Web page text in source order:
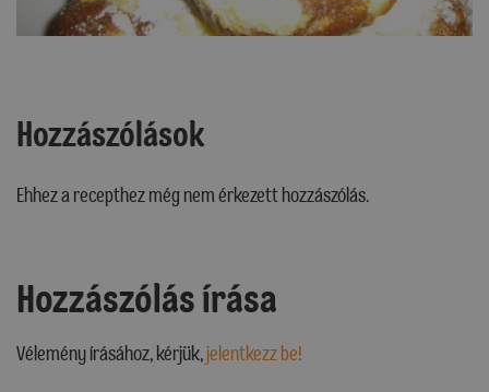
Hozzászólások
Ehhez a recepthez még nem érkezett hozzászólás.
Hozzászólás írása
Vélemény írásához, kérjük,jelentkezz be!